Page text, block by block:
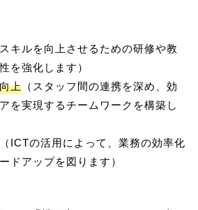
スキルを向上させるための研修や教
を強化します）
上 （スタッフ間の連携を深め、効
を実現するチームワークを構築し
（ICTの活用によって、業務の効率化
ドアップを図ります）